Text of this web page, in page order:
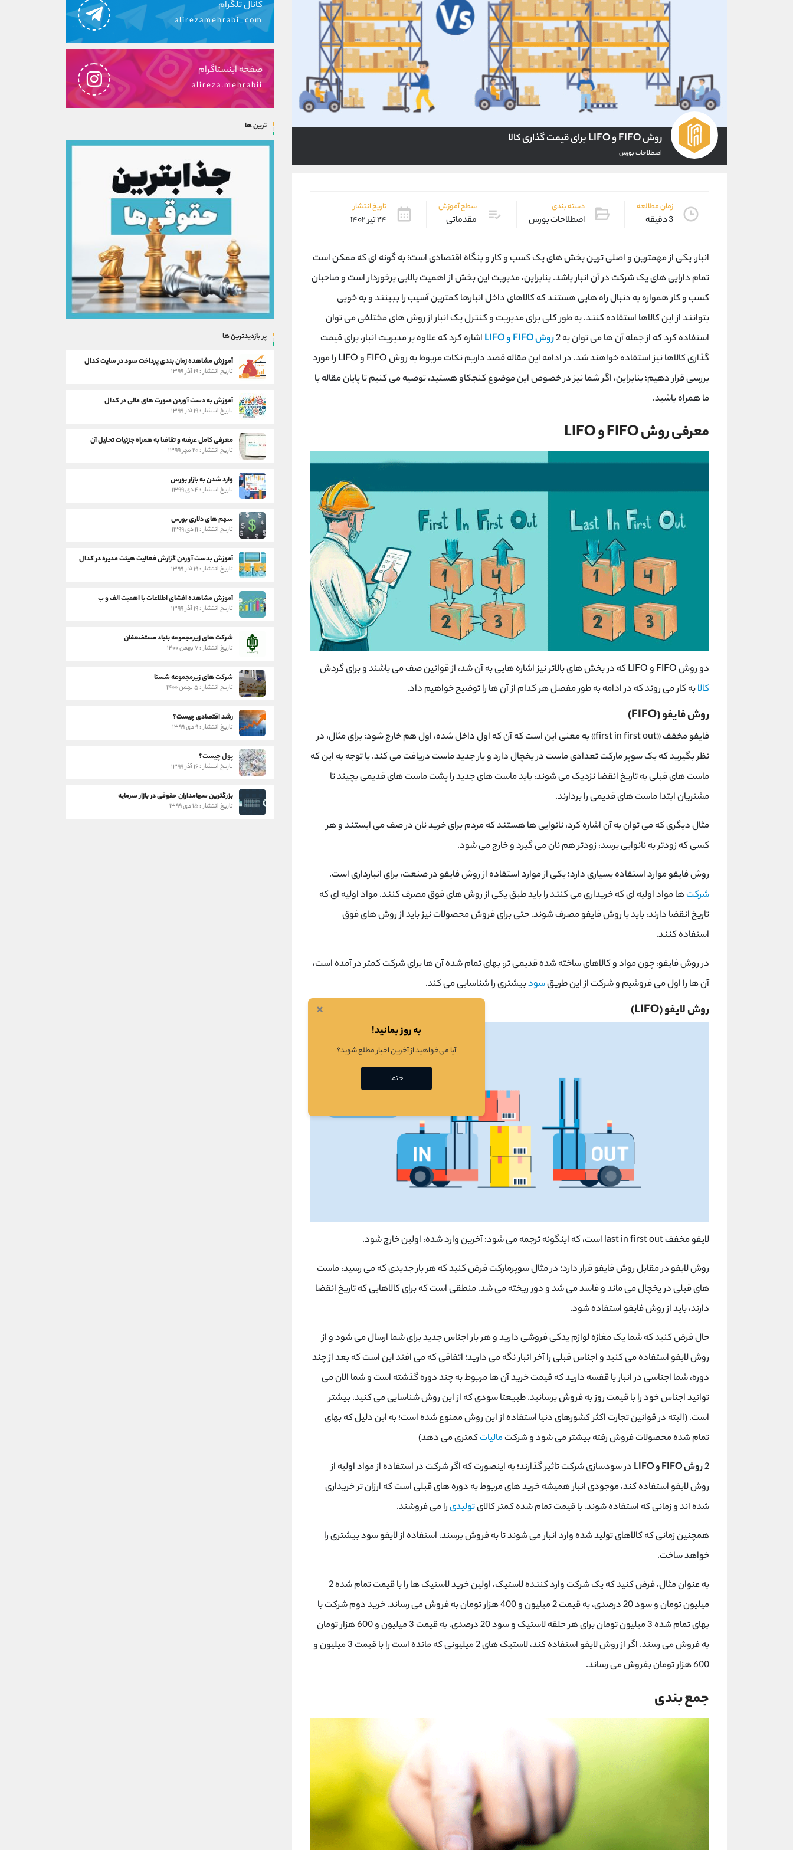
روش FIFO و LIFO برای قیمت گذاری کالا
اصطلاحات بورس
زمان مطالعه
3 دقیقه
دسته بندی
اصطلاحات بورس
سطح آموزش
مقدماتی
تاریخ انتشار
۲۴ تیر ۱۴۰۲
انبار، یکی از مهمترین و اصلی ترین بخش های یک کسب و کار و بنگاه اقتصادی است؛ به گونه ای که ممکن است
تمام دارایی های یک شرکت در آن انبار باشد. بنابراین، مدیریت این بخش از اهمیت بالایی برخوردار است و صاحبان
کسب و کار همواره به دنبال راه هایی هستند که کالاهای داخل انبارها کمترین آسیب را ببینند و به خوبی
بتوانند از این کالاها استفاده کنند. به طور کلی برای مدیریت و کنترل یک انبار از روش های مختلفی می توان
استفاده کرد که از جمله آن ها می توان به 2 روش FIFO و LIFO
اشاره کرد که علاوه بر مدیریت انبار، برای قیمت
گذاری کالاها نیز استفاده خواهند شد. در ادامه این مقاله قصد داریم نکات مربوط به روش FIFO و LIFO را مورد
بررسی قرار دهیم؛ بنابراین، اگر شما نیز در خصوص این موضوع کنجکاو هستید، توصیه می کنیم تا پایان مقاله با
ما همراه باشید.
معرفی روش FIFO و LIFO
دو روش FIFO و LIFO که در بخش های بالاتر نیز اشاره هایی به آن شد، از قوانین صف می باشند و برای گردش
کالابه کار می روند که در ادامه به طور مفصل هر کدام از آن ها را توضیح خواهیم داد.
روش فایفو (FIFO)
فایفو مخفف «first in first out» به معنی این است که آن که اول داخل شده، اول هم خارج شود؛ برای مثال، در
نظر بگیرید که یک سوپر مارکت تعدادی ماست در یخچال دارد و بار جدید ماست دریافت می کند. با توجه به این که
ماست های قبلی به تاریخ انقضا نزدیک می شوند، باید ماست های جدید را پشت ماست های قدیمی بچیند تا
مشتریان ابتدا ماست های قدیمی را بردارند.
مثال دیگری که می توان به آن اشاره کرد، نانوایی ها هستند که مردم برای خرید نان در صف می ایستند و هر
کسی که زودتر به نانوایی برسد، زودتر هم نان می گیرد و خارج می شود.
روش فایفو موارد استفاده بسیاری دارد؛ یکی از موارد استفاده از روش فایفو در صنعت، برای انبارداری است.
شرکتها مواد اولیه ای که خریداری می کنند را باید طبق یکی از روش های فوق مصرف کنند. مواد اولیه ای که
تاریخ انقضا دارند، باید با روش فایفو مصرف شوند. حتی برای فروش محصولات نیز باید از روش های فوق
استفاده کنند.
در روش فایفو، چون مواد و کالاهای ساخته شده قدیمی تر، بهای تمام شده آن ها برای شرکت کمتر در آمده است،
آن ها را اول می فروشیم و شرکت از این طریقسودبیشتری را شناسایی می کند.
روش لایفو (LIFO)
لایفو مخفف last in first out است، که اینگونه ترجمه می شود: آخرین وارد شده، اولین خارج شود.
روش لایفو در مقابل روش فایفو قرار دارد؛ در مثال سوپرمارکت فرض کنید که هر بار جدیدی که می رسید، ماست
های قبلی در یخچال می ماند و فاسد می شد و دور ریخته می شد. منطقی است که برای کالاهایی که تاریخ انقضا
دارند، باید از روش فایفو استفاده شود.
حال فرض کنید که شما یک مغازه لوازم یدکی فروشی دارید و هر بار اجناس جدید برای شما ارسال می شود و از
روش لایفو استفاده می کنید و اجناس قبلی را آخر انبار نگه می دارید؛ اتفاقی که می افتد این است که بعد از چند
دوره، شما اجناسی در انبار یا قفسه دارید که قیمت خرید آن ها مربوط به چند دوره گذشته است و شما الان می
توانید اجناس خود را با قیمت روز به فروش برسانید. طبیعتا سودی که از این روش شناسایی می کنید، بیشتر
است. (البته در قوانین تجارت اکثر کشورهای دنیا استفاده از این روش ممنوع شده است؛ به این دلیل که بهای
تمام شده محصولات فروش رفته بیشتر می شود و شرکتمالیاتکمتری می دهد)
2روش FIFO و LIFO
در سودسازی شرکت تاثیر گذارند؛ به اینصورت که اگر شرکت در استفاده از مواد اولیه از
روش لایفو استفاده کند، موجودی انبار همیشه خرید های مربوط به دوره های قبلی است که ارزان تر خریداری
شده اند و زمانی که استفاده شوند، با قیمت تمام شده کمتر کالایتولیدیرا می فروشند.
همچنین زمانی که کالاهای تولید شده وارد انبار می شوند تا به فروش برسند، استفاده از لایفو سود بیشتری را
خواهد ساخت.
به عنوان مثال، فرض کنید که یک شرکت وارد کننده لاستیک، اولین خرید لاستیک ها را با قیمت تمام شده 2
میلیون تومان و سود 20 درصدی، به قیمت 2 میلیون و 400 هزار تومان به فروش می رساند. خرید دوم شرکت با
بهای تمام شده 3 میلیون تومان برای هر حلقه لاستیک و سود 20 درصدی، به قیمت 3 میلیون و 600 هزار تومان
به فروش می رسند. اگر از روش لایفو استفاده کند، لاستیک های 2 میلیونی که مانده است را با قیمت 3 میلیون و
600 هزار تومان بفروش می رساند.
جمع بندی
کانال تلگرام
alirezamehrabi_com
صفحه اینستاگرام
alireza.mehrabii
ترین ها
پر بازدیدترین ها
آموزش مشاهده زمان بندی پرداخت سود در سایت کدال
تاریخ انتشار : ۱۹ آذر ۱۳۹۹
آموزش به دست آوردن صورت های مالی در کدال
تاریخ انتشار : ۱۹ آذر ۱۳۹۹
معرفی کامل عرضه و تقاضا به همراه جزئیات تحلیل آن
تاریخ انتشار : ۲۰ مهر ۱۳۹۹
وارد شدن به بازار بورس
تاریخ انتشار : ۴ دی ۱۳۹۹
سهم های دلاری بورس
تاریخ انتشار : ۱۱ دی ۱۳۹۹
آموزش بدست آوردن گزارش فعالیت هیئت مدیره در کدال
تاریخ انتشار : ۱۹ آذر ۱۳۹۹
آموزش مشاهده افشای اطلاعات با اهمیت الف و ب
تاریخ انتشار : ۱۹ آذر ۱۳۹۹
شرکت های زیرمجموعه بنیاد مستضعفان
تاریخ انتشار : ۷ بهمن ۱۴۰۰
شرکت های زیرمجموعه شستا
تاریخ انتشار : ۵ بهمن ۱۴۰۰
رشد اقتصادی چیست؟
تاریخ انتشار : ۹ دی ۱۳۹۹
پول چیست؟
تاریخ انتشار : ۱۶ آذر ۱۳۹۹
بزرگترین سهامداران حقوقی در بازار سرمایه
تاریخ انتشار : ۱۵ دی ۱۳۹۹
×
به روز بمانید!
آیا می‌خواهید از آخرین اخبار مطلع شوید؟
حتما